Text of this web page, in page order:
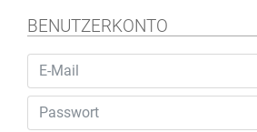
BENUTZERKONTO